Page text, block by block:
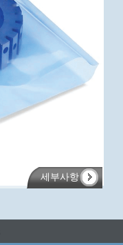
세부사항